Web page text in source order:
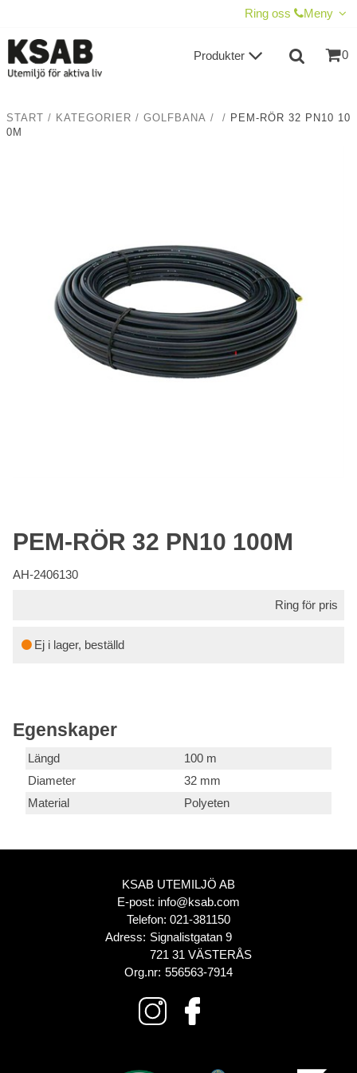
Ring oss Meny
0
Produkter
START / KATEGORIER / GOLFBANA / / PEM-RÖR 32 PN10 10
0M
PEM-RÖR 32 PN10 100M
AH-2406130
Ring för pris
Ej i lager, beställd
Egenskaper
Längd
100 m
Diameter
32 mm
Material
Polyeten
KSAB UTEMILJÖ AB
E-post: info@ksab.com
Telefon: 021-381150
Adress: Signalistgatan 9
721 31 VÄSTERÅS
Org.nr: 556563-7914
TILL KASSAN